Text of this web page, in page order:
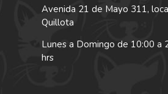
Avenida 21 de Mayo 311,
Quillota
Lunes a Domingo de 10:00 a
hrs